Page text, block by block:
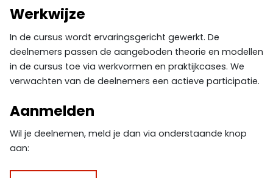
Werkwijze
In de cursus wordt ervaringsgericht gewerkt. De
deelnemers passen de aangeboden theorie en modellen
in de cursus toe via werkvormen en praktijkcases. We
verwachten van de deelnemers een actieve participatie.
Aanmelden
Wil je deelnemen, meld je dan via onderstaande knop
aan: